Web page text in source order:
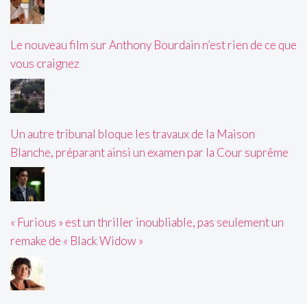
Le nouveau film sur Anthony Bourdain n’est rien de ce que
vous craignez
Un autre tribunal bloque les travaux de la Maison
Blanche, préparant ainsi un examen par la Cour suprême
« Furious » est un thriller inoubliable, pas seulement un
remake de « Black Widow »